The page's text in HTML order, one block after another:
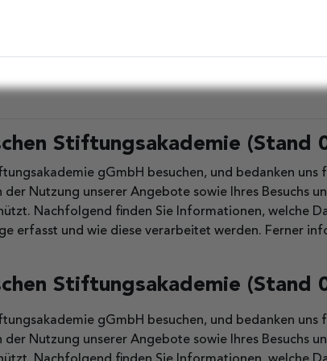
Stiftungsakademie (Stand
gGmbH besuchen, und bedanken
Nutzung unserer Angebote sowie Ihres Besuchs
Nachfolgend finden Sie Informationen, welche
erfasst und wie diese verarbeitet werden. Ferner
Stiftungsakademie (Stand
gGmbH besuchen, und bedanken
Nutzung unserer Angebote sowie Ihres Besuchs